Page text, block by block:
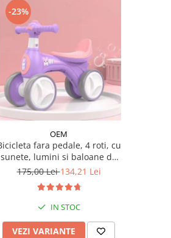
-23%
OEM
fara pedale, 4 roti, cu
sunete, lumini si baloane de
sapun
175,00 Lei134,21 Lei
IN STOC
VEZI VARIANTE